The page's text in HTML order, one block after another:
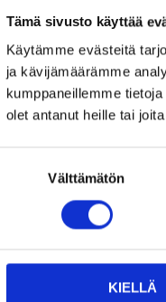
Tämä sivusto käyttää
Käytämme evästeitä
ja kävijämäärämme
kumppaneillemme
olet antanut heille tai
Välttämätön
KIELLÄ